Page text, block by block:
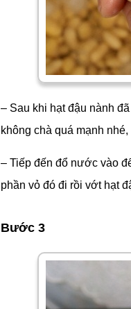
– Sau khi hạt đậu nành
không chà quá mạnh
– Tiếp đến đổ nước vào
phần vỏ đó đi rồi vớt hạt
Bước 3